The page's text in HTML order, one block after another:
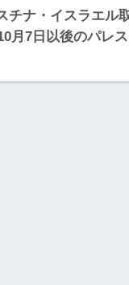
チナ・イスラエル
月7日以後のパレス